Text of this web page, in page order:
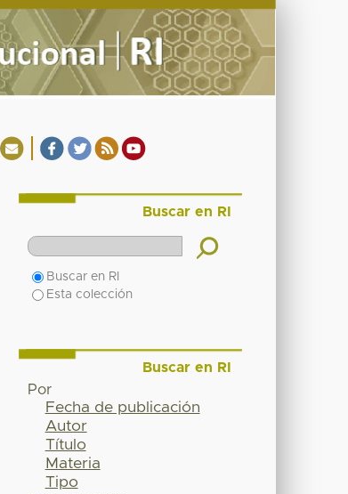
Buscar en RI
Buscar en RI
Esta colección
Buscar en RI
Por
Fecha de publicación
Autor
Título
Materia
Tipo